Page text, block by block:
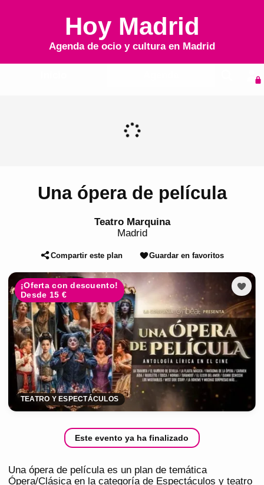
Hoy Madrid
Agenda de ocio y cultura en Madrid
Una ópera de película
Teatro Marquina
Madrid
Compartir este plan Guardar en favoritos
¡Oferta con descuento!
Desde 15 €
TEATRO Y ESPECTÁCULOS
Este evento ya ha finalizado
Una ópera de película es un plan de temática
Ópera/Clásica en la categoría de Espectáculos y teatro